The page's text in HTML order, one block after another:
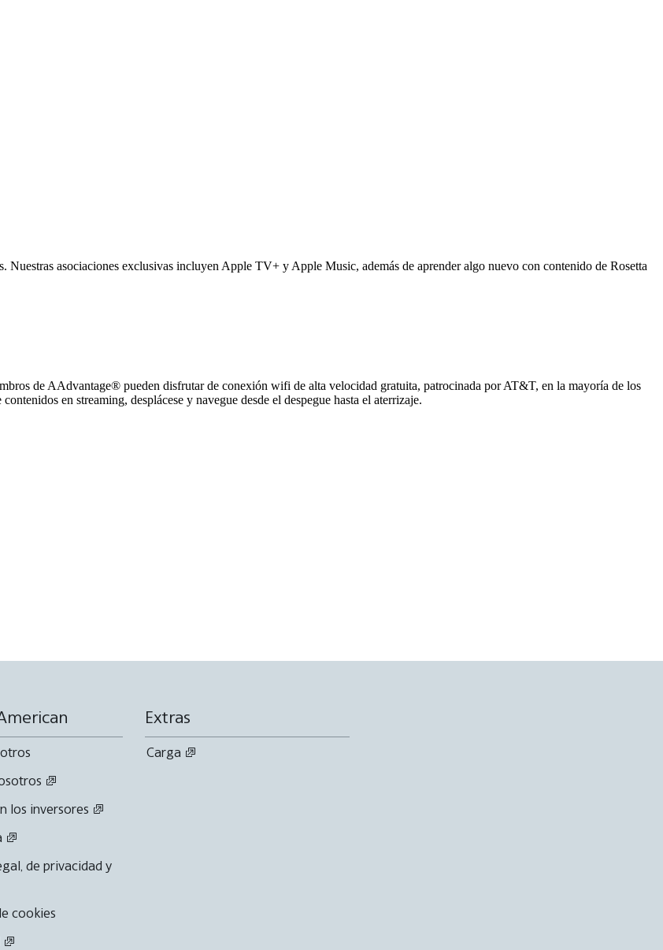
Nuestras asociaciones exclusivas incluyen Apple TV+ y Apple Music, además de aprender algo nuevo con contenido de Rosetta
de AAdvantage® pueden disfrutar de conexión wifi de alta velocidad gratuita, patrocinada por AT&T, en la mayoría de los
en streaming, desplácese y navegue desde el despegue hasta el aterrizaje.
los inversores
de privacidad y
cookies
Extras
Carga